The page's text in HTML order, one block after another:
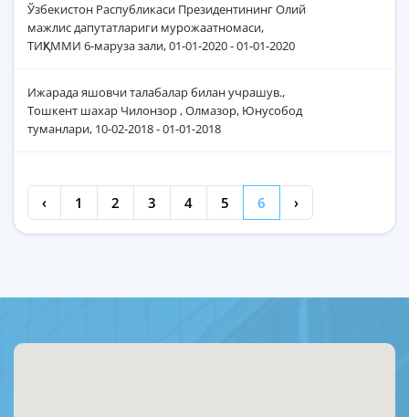
Ўзбекистон Распубликаси Президентининг Олий
мажлис дапутатлариги мурожаатномаси,
ТИҚХММИ 6-маруза зали, 01-01-2020 - 01-01-2020
Ижарада яшовчи талабалар билан учрашув.,
Тошкент шахар Чилонзор , Олмазор, Юнусобод
туманлари, 10-02-2018 - 01-01-2018
‹ 1 2 3 4 5 6 ›